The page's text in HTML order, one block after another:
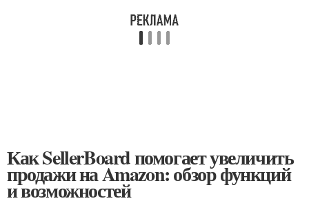
Как SellerBoard помогает увеличить
продажи на Amazon: обзор функций
и возможностей